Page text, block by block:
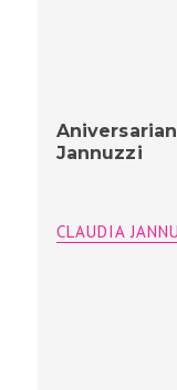
Jannuzzi
CLAUDIA